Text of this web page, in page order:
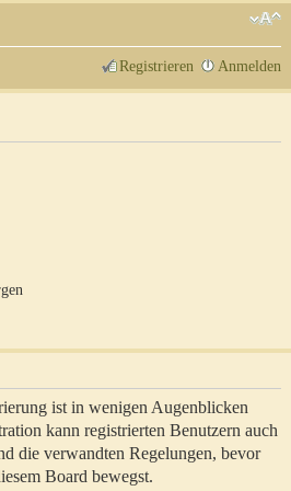
Registrieren Anmelden
ist in wenigen Augenblicken
kann registrierten Benutzern auch
die verwandten Regelungen, bevor
Board bewegst.